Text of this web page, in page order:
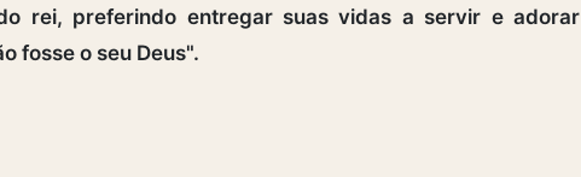
rei, preferindo entregar suas vidas a servir e adorar
fosse o seu Deus".